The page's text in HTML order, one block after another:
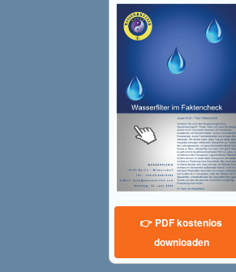
👉 PDF kostenlos
downloaden